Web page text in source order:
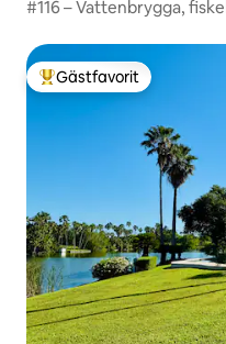
#116 – Vattenbrygga,
Populär gästfavorit
Gästfavorit